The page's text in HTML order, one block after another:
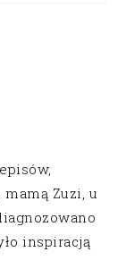
Zuzi, u
inspiracją